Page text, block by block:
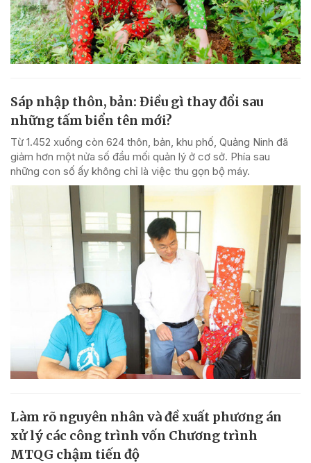
Sáp nhập thôn, bản: Điều gì thay đổi sau
những tấm biển tên mới?
Từ 1.452 xuống còn 624 thôn, bản, khu phố, Quảng Ninh đã
giảm hơn một nửa số đầu mối quản lý ở cơ sở. Phía sau
những con số ấy không chỉ là việc thu gọn bộ máy.
Làm rõ nguyên nhân và đề xuất phương án
xử lý các công trình vốn Chương trình
MTQG chậm tiến độ